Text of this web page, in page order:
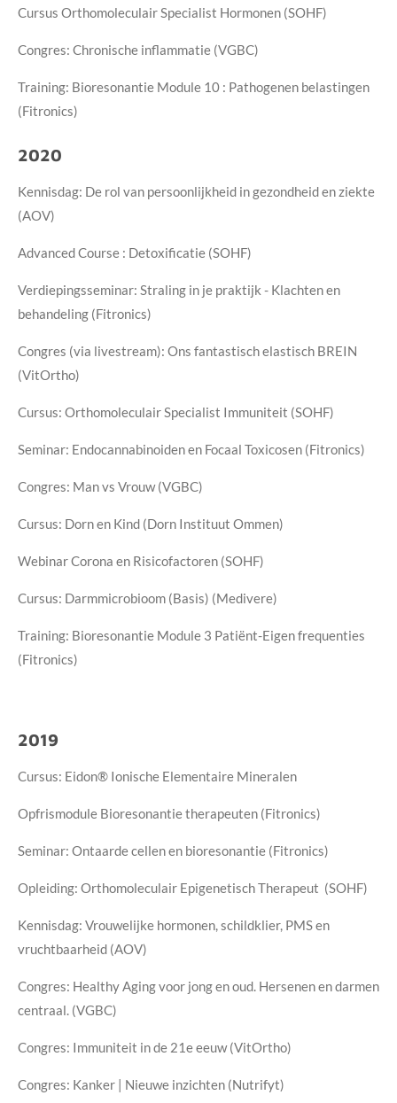
Cursus Orthomoleculair Specialist Hormonen (SOHF)
Congres: Chronische inflammatie (VGBC)
Training: Bioresonantie Module 10 : Pathogenen belastingen
(Fitronics)
2020
Kennisdag: De rol van persoonlijkheid in gezondheid en ziekte
(AOV)
Advanced Course : Detoxificatie (SOHF)
Verdiepingsseminar: Straling in je praktijk - Klachten en
behandeling (Fitronics)
Congres (via livestream): Ons fantastisch elastisch BREIN
(VitOrtho)
Cursus: Orthomoleculair Specialist Immuniteit (SOHF)
Seminar: Endocannabinoiden en Focaal Toxicosen (Fitronics)
Congres: Man vs Vrouw (VGBC)
Cursus: Dorn en Kind (Dorn Instituut Ommen)
Webinar Corona en Risicofactoren (SOHF)
Cursus: Darmmicrobioom (Basis) (Medivere)
Training: Bioresonantie Module 3 Patiënt-Eigen frequenties
(Fitronics)
2019
Cursus: Eidon® Ionische Elementaire Mineralen
Opfrismodule Bioresonantie therapeuten (Fitronics)
Seminar: Ontaarde cellen en bioresonantie (Fitronics)
Opleiding: Orthomoleculair Epigenetisch Therapeut (SOHF)
Kennisdag: Vrouwelijke hormonen, schildklier, PMS en
vruchtbaarheid (AOV)
Congres: Healthy Aging voor jong en oud. Hersenen en darmen
centraal. (VGBC)
Congres: Immuniteit in de 21e eeuw (VitOrtho)
Congres: Kanker | Nieuwe inzichten (Nutrifyt)